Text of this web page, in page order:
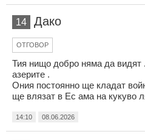
14 Дако
ОТГОВОР
Тия нищо добро няма да видят
азерите .
Ония постоянно ще кладат
ще влязат в Ес ама на кукуво
14:10 08.06.2026